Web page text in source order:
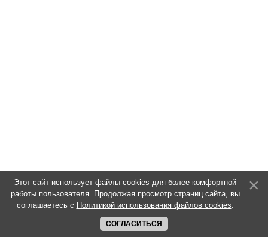
Этот сайт использует файлы cookies для более комфортной
работы пользователя. Продолжая просмотр страниц сайта, вы
соглашаетесь с Политикой использования файлов cookies.
СОГЛАСИТЬСЯ